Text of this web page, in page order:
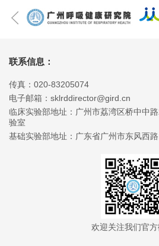
联系信息：
传真：020-83205074
电子邮箱：sklrddirector@gird.cn
临床实验部地址：广州市荔湾区桥中中
验室
基础实验部地址：广东省广州市东风西
欢迎关注我们官